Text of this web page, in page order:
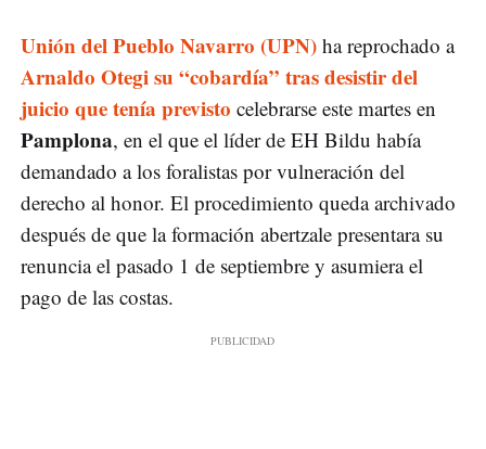
Unión del Pueblo Navarro (UPN) ha reprochado a
Arnaldo Otegi su “cobardía” tras desistir del
juicio que tenía previsto celebrarse este martes en
Pamplona, en el que el líder de EH Bildu había
demandado a los foralistas por vulneración del
derecho al honor. El procedimiento queda archivado
después de que la formación abertzale presentara su
renuncia el pasado 1 de septiembre y asumiera el
pago de las costas.